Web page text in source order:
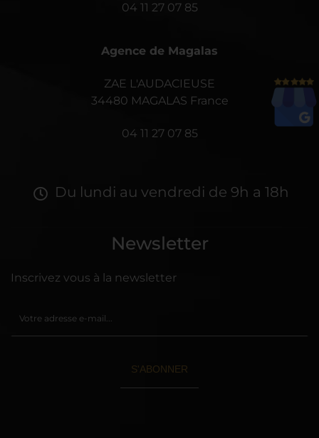
04 11 27 07 85
Agence de Magalas
ZAE L'AUDACIEUSE
34480 MAGALAS France
04 11 27 07 85
Du lundi au vendredi de 9h a 18h
Newsletter
Inscrivez vous à la newsletter
S'ABONNER